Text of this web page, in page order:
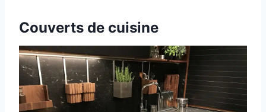
Couverts de cuisine